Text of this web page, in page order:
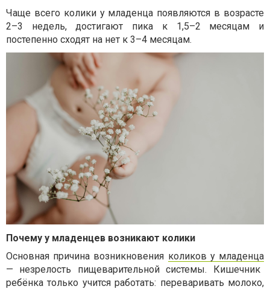
Чаще всего колики у младенца появляются в возрасте
2–3 недель, достигают пика к 1,5–2 месяцам и
постепенно сходят на нет к 3–4 месяцам.
Почему у младенцев возникают колики
Основная причина возникновения коликов у младенца
— незрелость пищеварительной системы. Кишечник
ребёнка только учится работать: переваривать молоко,